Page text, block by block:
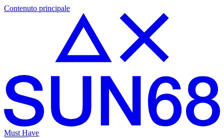
Contenuto principale
Must Have